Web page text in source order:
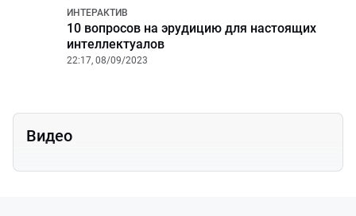
ИНТЕРАКТИВ
10 вопросов на эрудицию для настоящих
интеллектуалов
22:17, 08/09/2023
Видео